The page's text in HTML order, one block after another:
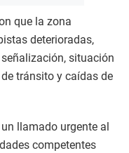
que la zona
deterioradas,
situación
tránsito y caídas de
llamado urgente al
competentes